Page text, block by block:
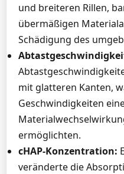
und breiteren Rillen,
übermäßigen
Schädigung des
mit glatteren Kanten,
Geschwindigkeiten
ermöglichten.
cHAP-Konzentration:
veränderte die